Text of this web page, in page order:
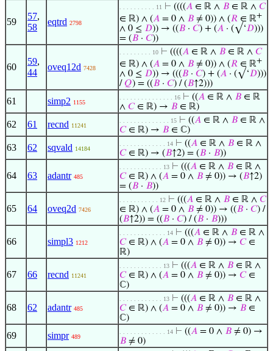
59
57,
58
eqtrd 2798
. . . . . . . . . . 11 ⊢ ((((𝐴 ∈ ℝ ∧ 𝐵 ∈ ℝ ∧ 𝐶
∈ ℝ) ∧ (𝐴 = 0 ∧ 𝐵 ≠ 0)) ∧ (𝑅 ∈ ℝ+
∧ 0 ≤ 𝐷)) → ((𝐵 · 𝐶) + (𝐴 · (√‘𝐷)))
= (𝐵 · 𝐶))
60
59,
44
oveq12d 7428
. . . . . . . . . 10 ⊢ ((((𝐴 ∈ ℝ ∧ 𝐵 ∈ ℝ ∧ 𝐶
∈ ℝ) ∧ (𝐴 = 0 ∧ 𝐵 ≠ 0)) ∧ (𝑅 ∈ ℝ+
∧ 0 ≤ 𝐷)) → (((𝐵 · 𝐶) + (𝐴 · (√‘𝐷)))
/𝑄) = ((𝐵 · 𝐶) / (𝐵↑2)))
61 simp2 1155
. . . . . . . . . . . . . . . 16 ⊢ ((𝐴 ∈ ℝ ∧ 𝐵 ∈ ℝ
∧ 𝐶∈ ℝ) → 𝐵 ∈ ℝ)
62 61 recnd 11241
. . . . . . . . . . . . . . 15 ⊢ ((𝐴 ∈ ℝ ∧ 𝐵 ∈ ℝ ∧
𝐶∈ ℝ) → 𝐵 ∈ ℂ)
63 62 sqvald 14184
. . . . . . . . . . . . . 14 ⊢ ((𝐴 ∈ ℝ ∧ 𝐵 ∈ ℝ ∧
𝐶∈ ℝ) → (𝐵↑2) = (𝐵 · 𝐵))
64 63 adantr 485
. . . . . . . . . . . . 13 ⊢ (((𝐴 ∈ ℝ ∧ 𝐵 ∈ ℝ ∧
𝐶∈ ℝ) ∧ (𝐴 = 0 ∧ 𝐵 ≠ 0)) → (𝐵↑2)
= (𝐵 · 𝐵))
65 64 oveq2d 7426
. . . . . . . . . . . 12 ⊢ (((𝐴 ∈ ℝ ∧ 𝐵 ∈ ℝ ∧ 𝐶
∈ ℝ) ∧ (𝐴 = 0 ∧ 𝐵 ≠ 0)) → ((𝐵 · 𝐶) /
(𝐵↑2)) = ((𝐵 · 𝐶) / (𝐵 · 𝐵)))
66 simpl3 1212
. . . . . . . . . . . . . 14 ⊢ (((𝐴 ∈ ℝ ∧ 𝐵 ∈ ℝ ∧
𝐶∈ ℝ) ∧ (𝐴 = 0 ∧ 𝐵 ≠ 0)) → 𝐶∈
ℝ)
67 66 recnd 11241
. . . . . . . . . . . . 13 ⊢ (((𝐴 ∈ ℝ ∧ 𝐵 ∈ ℝ ∧
𝐶∈ ℝ) ∧ (𝐴 = 0 ∧ 𝐵 ≠ 0)) → 𝐶∈
ℂ)
68 62 adantr 485
. . . . . . . . . . . . 13 ⊢ (((𝐴 ∈ ℝ ∧ 𝐵 ∈ ℝ ∧
𝐶∈ ℝ) ∧ (𝐴 = 0 ∧ 𝐵 ≠ 0)) → 𝐵 ∈
ℂ)
69 simpr 489
. . . . . . . . . . . . . 14 ⊢ ((𝐴 = 0 ∧ 𝐵 ≠ 0) →
𝐵 ≠ 0)